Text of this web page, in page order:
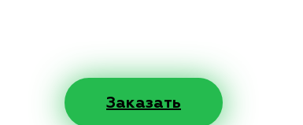
Заказать